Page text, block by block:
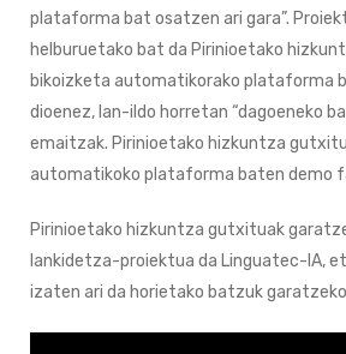
plataforma bat osatzen ari gara”.
helburuetako bat da Pirinioetako
bikoizketa automatikorako plataforma
dioenez, lan-ildo horretan “dagoeneko
emaitzak. Pirinioetako hizkuntza
automatikoko plataforma baten demo
Pirinioetako hizkuntza gutxituak
lankidetza-proiektua da Linguatec-IA,
izaten ari da horietako batzuk